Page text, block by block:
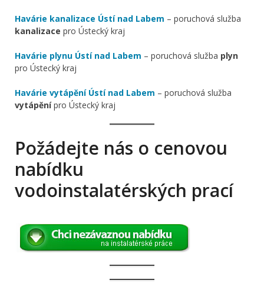
Havárie kanalizace Ústí nad Labem – poruchová služba
kanalizace pro Ústecký kraj
Havárie plynu Ústí nad Labem – poruchová služba plyn
pro Ústecký kraj
Havárie vytápění Ústí nad Labem – poruchová služba
vytápěnípro Ústecký kraj
Požádejte nás o cenovou
nabídku
vodoinstalatérských prací